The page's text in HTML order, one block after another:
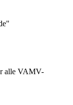
alle VAMV-